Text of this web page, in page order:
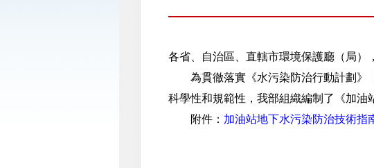
各省、自治區、直轄市環境保護廳（局）
為貫徹落實《水污染防治行動計劃》《
科學性和規範性，我部組織編制了《加
附件： 加油站地下水污染防治技術指